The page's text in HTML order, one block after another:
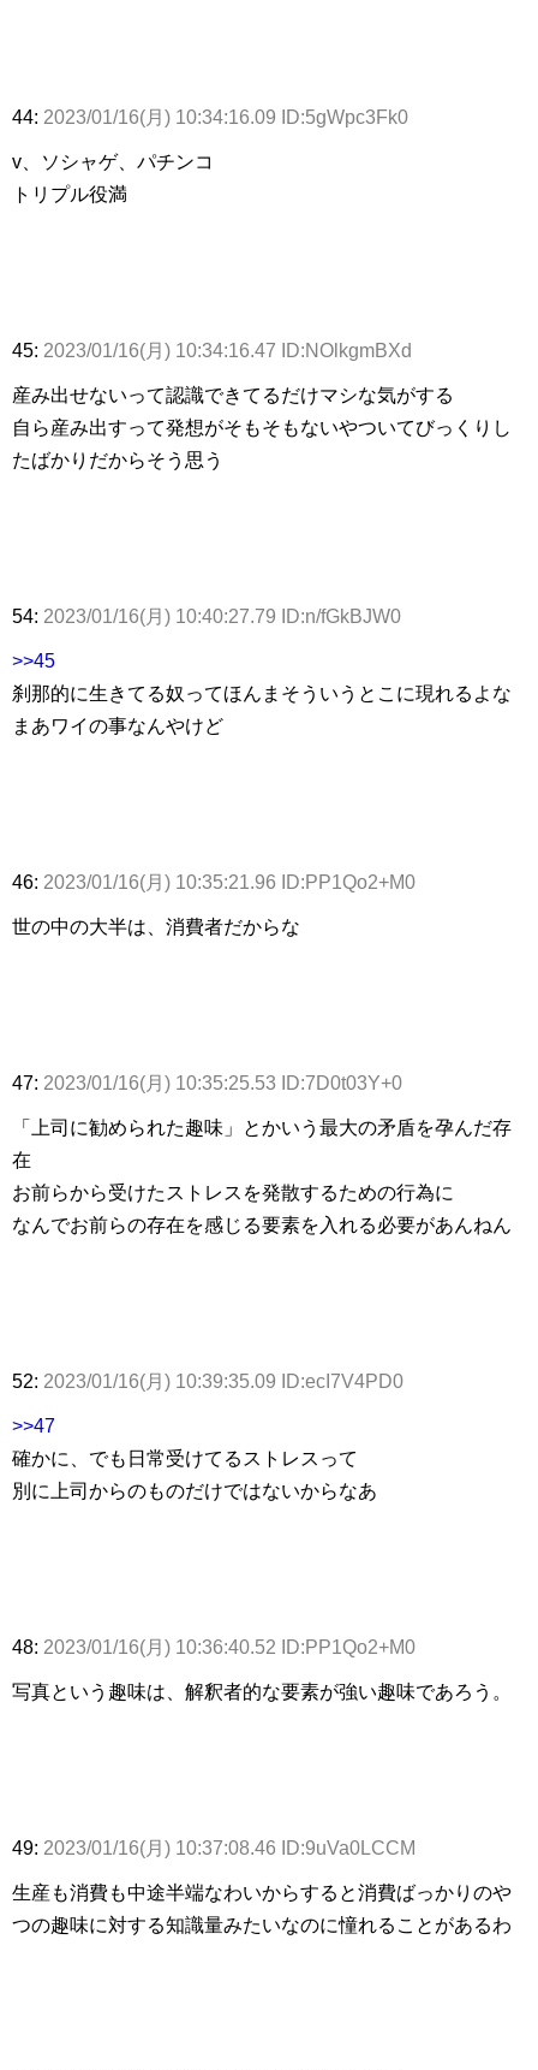
44: 2023/01/16(月) 10:34:16.09 ID:5gWpc3Fk0
v、ソシャゲ、パチンコ
トリプル役満
45: 2023/01/16(月) 10:34:16.47 ID:NOlkgmBXd
産み出せないって認識できてるだけマシな気がする
自ら産み出すって発想がそもそもないやついてびっくりし
たばかりだからそう思う
54: 2023/01/16(月) 10:40:27.79 ID:n/fGkBJW0
>>45
刹那的に生きてる奴ってほんまそういうとこに現れるよな
まあワイの事なんやけど
46: 2023/01/16(月) 10:35:21.96 ID:PP1Qo2+M0
世の中の大半は、消費者だからな
47: 2023/01/16(月) 10:35:25.53 ID:7D0t03Y+0
「上司に勧められた趣味」とかいう最大の矛盾を孕んだ存
在
お前らから受けたストレスを発散するための行為に
なんでお前らの存在を感じる要素を入れる必要があんねん
52: 2023/01/16(月) 10:39:35.09 ID:ecI7V4PD0
>>47
確かに、でも日常受けてるストレスって
別に上司からのものだけではないからなあ
48: 2023/01/16(月) 10:36:40.52 ID:PP1Qo2+M0
写真という趣味は、解釈者的な要素が強い趣味であろう。
49: 2023/01/16(月) 10:37:08.46 ID:9uVa0LCCM
生産も消費も中途半端なわいからすると消費ばっかりのや
つの趣味に対する知識量みたいなのに憧れることがあるわ